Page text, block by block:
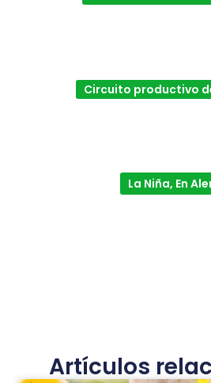
Circuito productivo
La Niña, En
Artículos